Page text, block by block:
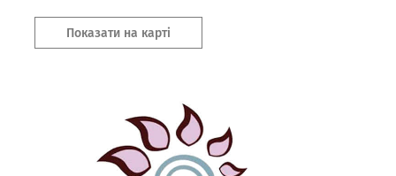
Показати на карті